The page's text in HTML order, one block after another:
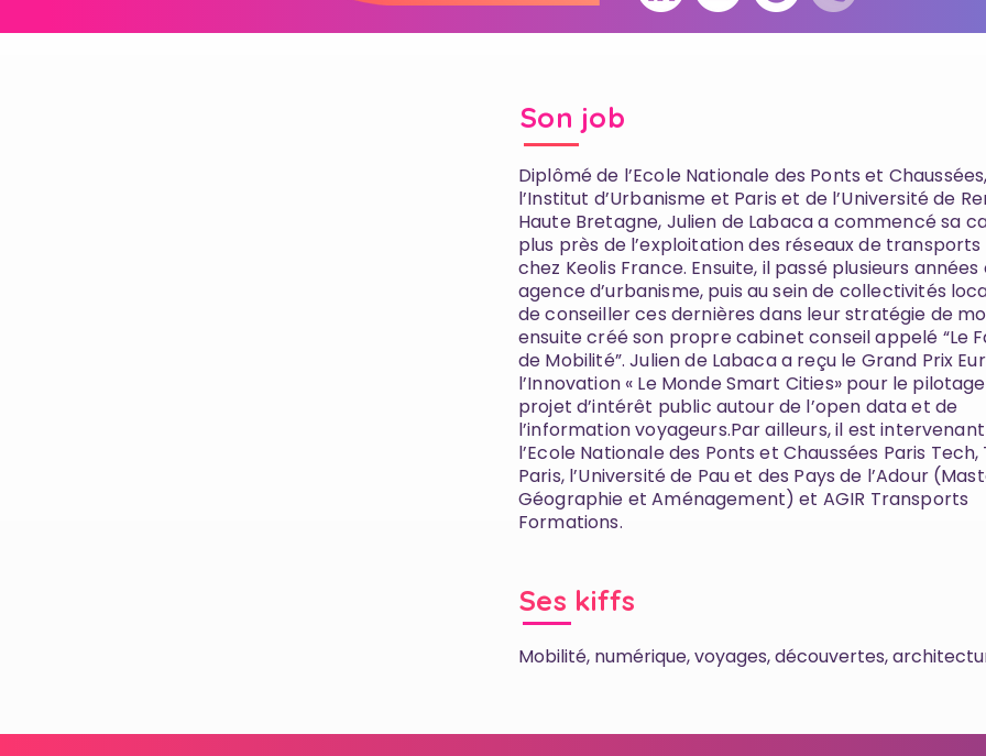
Diplômé de l’Ecole Nationale des Ponts et
l’Institut d’Urbanisme et Paris et de l’Université de
Haute Bretagne, Julien de Labaca a commencé sa
plus près de l’exploitation des réseaux de transports
chez Keolis France. Ensuite, il passé plusieurs années
agence d’urbanisme, puis au sein de collectivités
de conseiller ces dernières dans leur stratégie de
ensuite créé son propre cabinet conseil appelé “Le
de Mobilité”. Julien de Labaca a reçu le Grand Prix
l’Innovation « Le Monde Smart Cities» pour le pilotage
projet d’intérêt public autour de l’open data et de
l’information voyageurs.Par ailleurs, il est
l’Ecole Nationale des Ponts et Chaussées Paris
Paris, l’Université de Pau et des Pays de l’Adour
Géographie et Aménagement) et AGIR Transports
Formations.
Son job
Mobilité, numérique, voyages, découvertes,
Ses kiffs